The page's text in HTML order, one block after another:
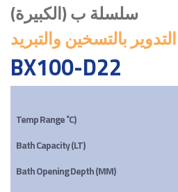
سلسلة ب (الكبيرة)
بالتسخين والتبريد
BX100-D22
Temp Range ˚C)
Bath Capacity (LT)
Bath Opening Depth (MM)